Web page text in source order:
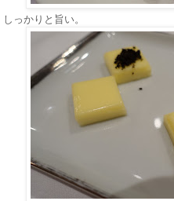
っかりと旨い。